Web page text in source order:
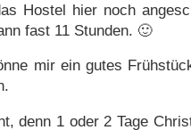
Hostel hier noch
fast 11 Stunden. 🙂
mir ein gutes
denn 1 oder 2 Tage